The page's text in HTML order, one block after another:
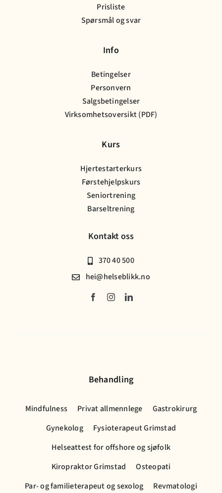
Prisliste
Spørsmål og svar
Info
Betingelser
Personvern
Salgsbetingelser
Virksomhetsoversikt (PDF)
Kurs
Hjertestarterkurs
Førstehjelpskurs
Seniortrening
Barseltrening
Kontakt oss
370 40 500
hei@helseblikk.no
Behandling
Mindfulness Privat allmennlege
Gastrokirurg
Gynekolog
Fysioterapeut Grimstad
Helseattest for offshore og sjøfolk
Kiropraktor Grimstad
Osteopati
Par- og familieterapeut og sexolog
Revmatologi